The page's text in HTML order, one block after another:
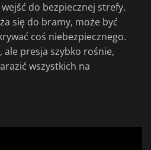
do bezpiecznej strefy.
się do bramy, może być
coś niebezpiecznego.
ale presja szybko rośnie,
wszystkich na